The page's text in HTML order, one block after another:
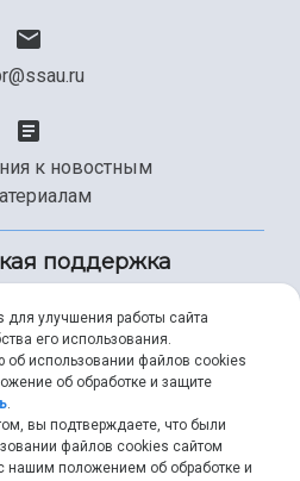
к новостным
поддержка
267-49-99
улучшения работы сайта
его использования.
использовании файлов cookies
об обработке и защите
.
вы подтверждаете, что были
файлов cookies сайтом
нашим положением об обработке и